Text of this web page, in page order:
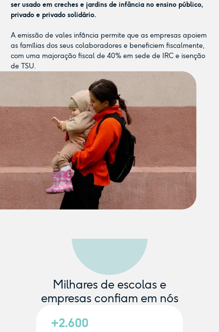
ser usado em creches e jardins de infância no ensino público,
privado e privado solidário.
A emissão de vales infância permite que as empresas apoiem
as famílias dos seus colaboradores e beneficiem fiscalmente,
com uma majoração fiscal de 40% em sede de IRC e isenção
de TSU.
Milhares de escolas e
empresas confiam em nós
+2.600